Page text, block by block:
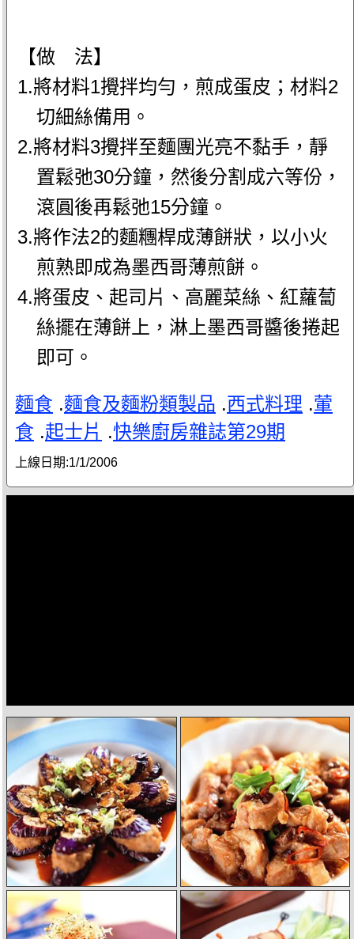
【做 法】
1.將材料1攪拌均勻，煎成蛋皮；材料2
切細絲備用。
2.將材料3攪拌至麵團光亮不黏手，靜
置鬆弛30分鐘，然後分割成六等份，
滾圓後再鬆弛15分鐘。
3.將作法2的麵糰桿成薄餅狀，以小火
煎熟即成為墨西哥薄煎餅。
4.將蛋皮、起司片、高麗菜絲、紅蘿蔔
絲擺在薄餅上，淋上墨西哥醬後捲起
即可。
麵食 .麵食及麵粉類製品 .西式料理 .葷
食 .起士片 .快樂廚房雜誌第29期
上線日期:1/1/2006